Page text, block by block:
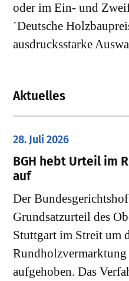
oder im Ein- und
´Deutsche
ausdrucksstarke
Aktuelles
28. Juli 2026
​BGH hebt Urteil im
auf
Der
Grundsatzurteil des
Stuttgart im Streit um
aufgehoben. Das